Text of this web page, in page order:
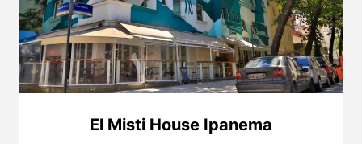
El Misti House Ipanema